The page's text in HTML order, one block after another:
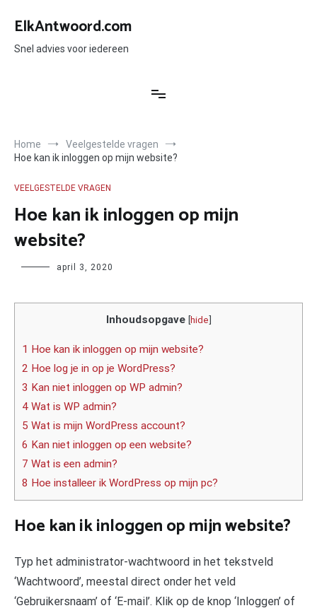
naar
inhoud
ElkAntwoord.com
Snel advies voor iedereen
Home
Veelgestelde vragen
Hoe kan ik inloggen op mijn website?
VEELGESTELDE VRAGEN
Hoe kan ik inloggen op mijn
website?
Author april 3, 2020
Inhoudsopgave [hide]
1 Hoe kan ik inloggen op mijn website?
2 Hoe log je in op je WordPress?
3 Kan niet inloggen op WP admin?
4 Wat is WP admin?
5 Wat is mijn WordPress account?
6 Kan niet inloggen op een website?
7 Wat is een admin?
8 Hoe installeer ik WordPress op mijn pc?
Hoe kan ik inloggen op mijn website?
Typ het administrator-wachtwoord in het tekstveld
‘Wachtwoord’, meestal direct onder het veld
‘Gebruikersnaam’ of ‘E-mail’. Klik op de knop ‘Inloggen’ of